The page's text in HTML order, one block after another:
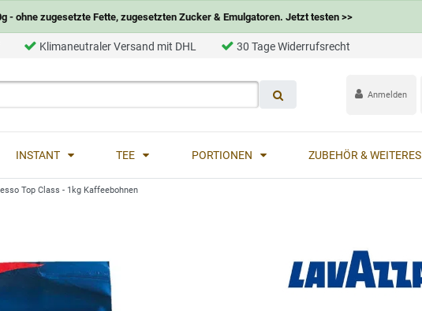
- ohne zugesetzte Fette, zugesetzten Zucker & Emulgatoren. Jetzt testen >>
Klimaneutraler Versand mit DHL 30 Tage Widerrufsrecht
Anmelden
INSTANT TEE PORTIONEN ZUBEHÖR & WEITERES
Top Class - 1kg Kaffeebohnen